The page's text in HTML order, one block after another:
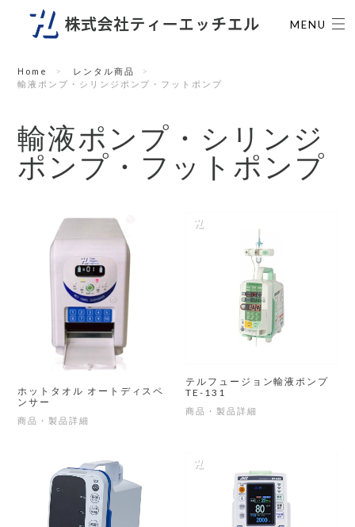
MENU
Home
レンタル商品
輸液ポンプ・シリンジポンプ・フットポンプ
輸液ポンプ・シリンジ
ポンプ・フットポンプ
ホットタオル オートディスペ
ンサー
商品・製品詳細
テルフュージョン輸液ポンプ
TE-131
商品・製品詳細